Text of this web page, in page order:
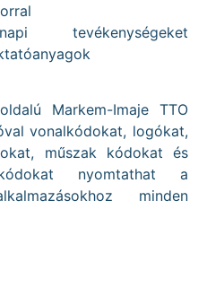
tevékenységeket
Markem-Imaje TTO
vonalkódokat, logókat,
műszak kódokat és
nyomtathat a
minden